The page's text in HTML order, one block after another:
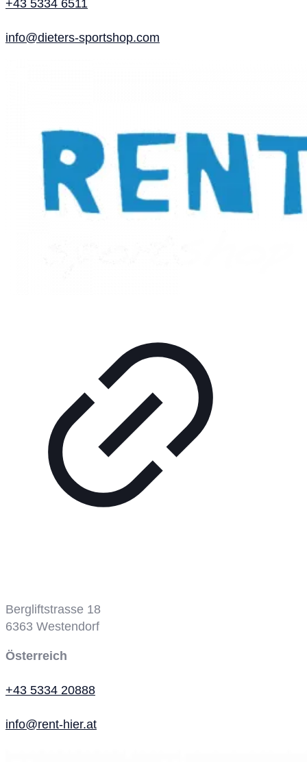
+43 5334 6511
info@dieters-sportshop.com
Bergliftstrasse 18
6363 Westendorf
Österreich
+43 5334 20888
info@rent-hier.at